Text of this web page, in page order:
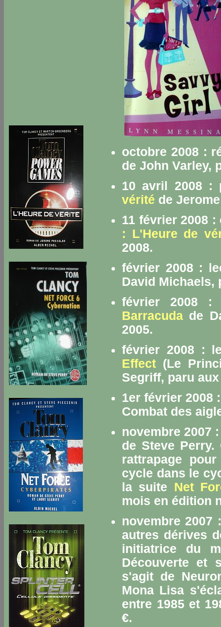
octobre 2008 :
de John Varley,
10 avril 2008 :
vérité de
11 février 2008
: L'Heure de
2008.
février 2008 :
David Michaels,
février 2008
Barracuda de
2005.
février 2008 :
Effect (Le
Segriff, paru
1er février 2008
Combat des
novembre 2007
de Steve
rattrapage
cycle dans le
la suite Net
mois en édition
novembre
autres dérives
initiatrice du
Découverte et
s'agit de
Mona Lisa
entre 1985 et
€.